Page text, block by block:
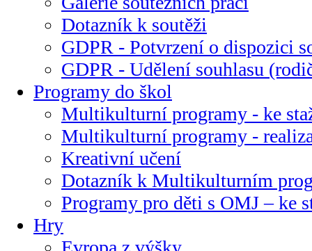
Dotazník k soutěži
GDPR - Potvrzení o dispozici
GDPR - Udělení souhlasu
Programy do škol
Multikulturní programy - ke
Multikulturní programy -
Kreativní učení
Dotazník k Multikulturním
Programy pro děti s OMJ – ke
Hry